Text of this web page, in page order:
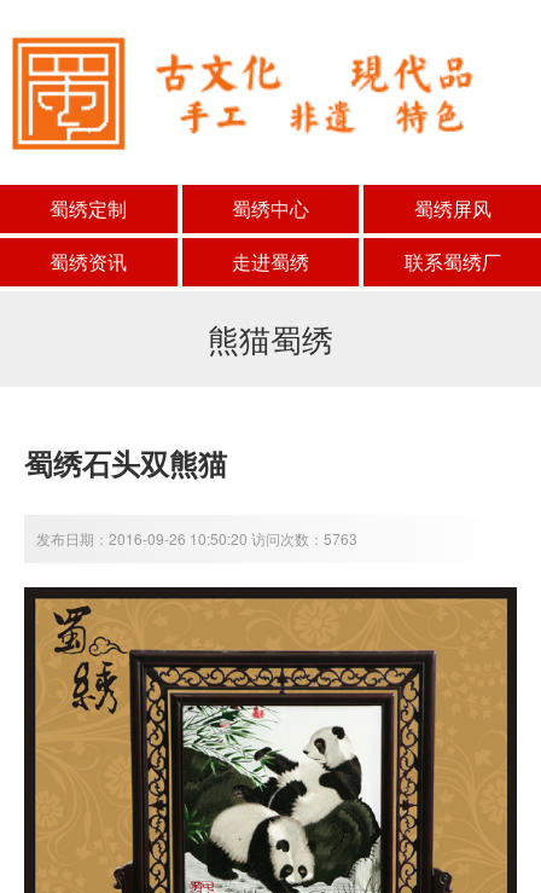
蜀绣定制 蜀绣中心
蜀绣屏风
蜀绣资讯
走进蜀绣 联系蜀绣厂
熊猫蜀绣
蜀绣石头双熊猫
发布日期：2016-09-26 10:50:20 访问次数：5763